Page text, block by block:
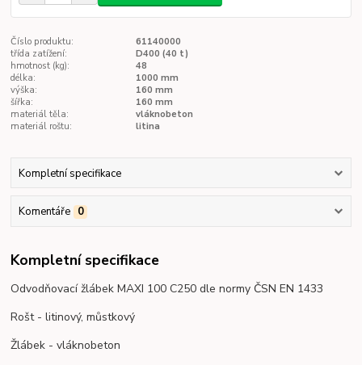
Číslo produktu:
61140000
třída zatížení:
D400 (40 t)
hmotnost (kg):
48
délka:
1000 mm
výška:
160 mm
šířka:
160 mm
materiál těla:
vláknobeton
materiál roštu:
litina
Kompletní specifikace
Komentáře 0
Kompletní specifikace
Odvodňovací žlábek MAXI 100 C250 dle normy ČSN EN 1433
Rošt - litinový, můstkový
Žlábek - vláknobeton